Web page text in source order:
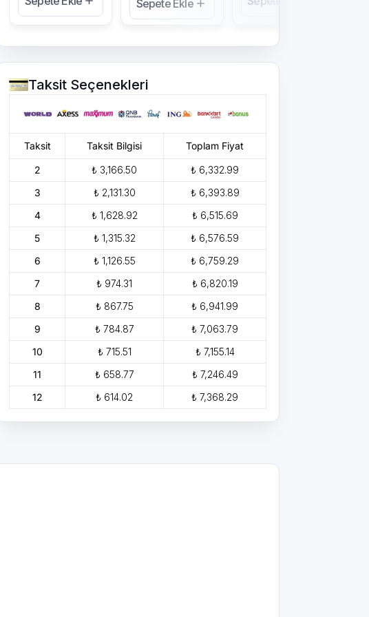
Sepete Ekle
Taksit Seçenekleri
Taksit Taksit Bilgisi Toplam Fiyat
2 ₺ 3,166.50
₺ 6,332.99
3
₺ 2,131.30
₺ 6,393.89
4
₺ 1,628.92
₺ 6,515.69
5
₺ 1,315.32
₺ 6,576.59
6
₺ 1,126.55
₺ 6,759.29
7
₺ 974.31
₺ 6,820.19
8
₺ 867.75
₺ 6,941.99
9
₺ 784.87
₺ 7,063.79
10
₺ 715.51
₺ 7,155.14
11
₺ 658.77
₺ 7,246.49
12
₺ 614.02 ₺ 7,368.29